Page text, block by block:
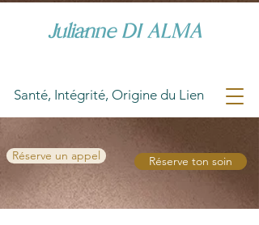
Julianne DI ALMA
Santé, Intégrité, Origine du Lien
Réserve ton soin
Réserve un appel